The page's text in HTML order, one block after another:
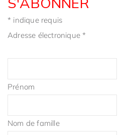
* indique requis
Adresse électronique*
Prénom
Nom de famille